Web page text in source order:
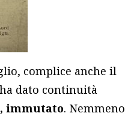
complice anche il
dato continuità
immutato. Nemmeno